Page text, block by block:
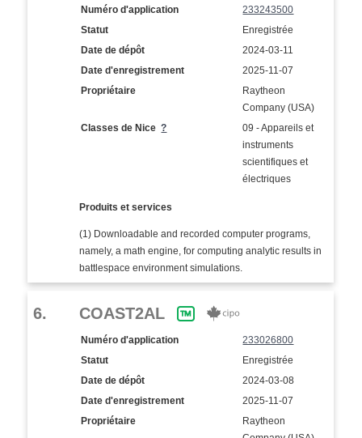
Numéro d'application
233243500
Statut
Enregistrée
Date de dépôt
2024-03-11
Date d'enregistrement
2025-11-07
Propriétaire
Raytheon
Company (USA)
Classes de Nice?
09 - Appareils et
instruments
scientifiques et
électriques
Produits et services
(1) Downloadable and recorded computer programs,
namely, a math engine, for computing analytic results in
battlespace environment simulations.
6. COAST2AL
Numéro d'application
233026800
Statut
Enregistrée
Date de dépôt
2024-03-08
Date d'enregistrement
2025-11-07
Propriétaire
Raytheon